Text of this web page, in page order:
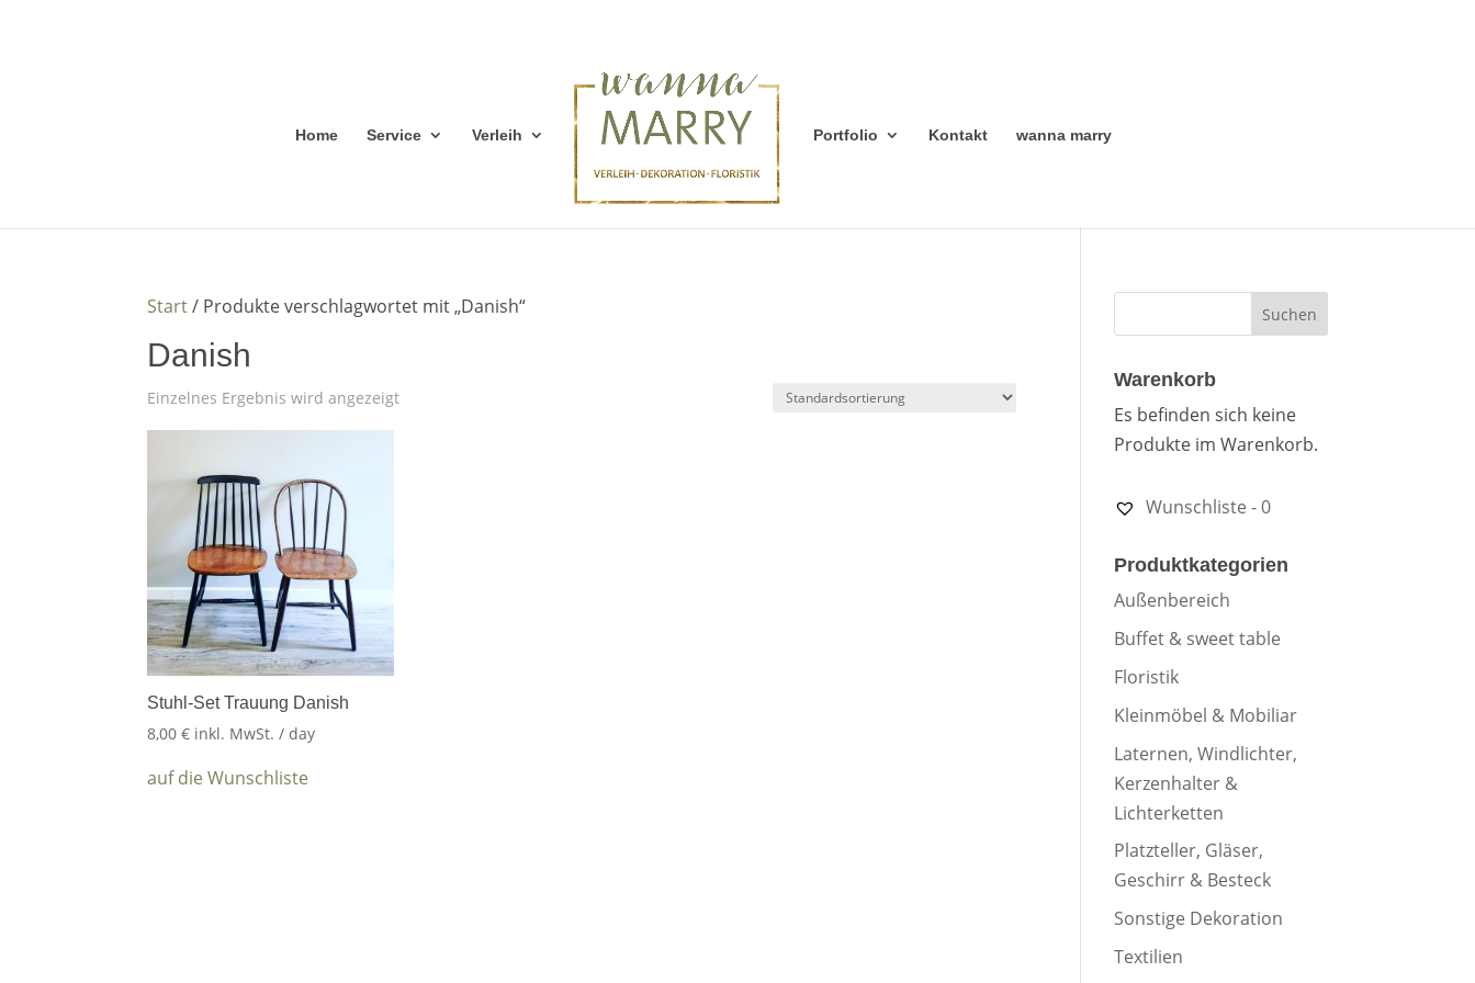
Home Service Verleih Portfolio Kontakt wanna marry
Start/ Produkte verschlagwortet mit „Danish“
Danish
Einzelnes Ergebnis wird angezeigt
Stuhl-Set Trauung Danish
8,00€ inkl. MwSt. / day
auf die Wunschliste
Warenkorb
Es befinden sich keine
Produkte im Warenkorb.
Wunschliste -0
Produktkategorien
Außenbereich
Buffet & sweet table
Floristik
Kleinmöbel & Mobiliar
Laternen, Windlichter,
Kerzenhalter &
Lichterketten
Platzteller, Gläser,
Geschirr & Besteck
Sonstige Dekoration
Textilien